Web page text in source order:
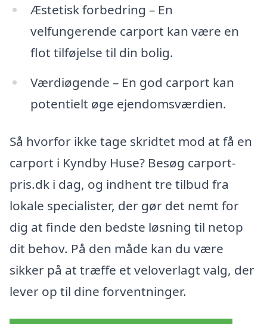
Æstetisk forbedring – En
velfungerende carport kan være en
flot tilføjelse til din bolig.
Værdiøgende – En god carport kan
potentielt øge ejendomsværdien.
Så hvorfor ikke tage skridtet mod at få en
carport i Kyndby Huse? Besøg carport-
pris.dk i dag, og indhent tre tilbud fra
lokale specialister, der gør det nemt for
dig at finde den bedste løsning til netop
dit behov. På den måde kan du være
sikker på at træffe et veloverlagt valg, der
lever op til dine forventninger.